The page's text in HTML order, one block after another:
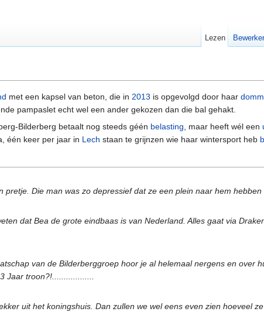
met een kapsel van beton, die in 2013 is opgevolgd door haar
pampaslet echt wel een ander gekozen dan die bal gehakt.
Bilderberg betaalt nog steeds géén belasting, maar heeft wél een
één keer per jaar in Lech staan te grijnzen wie haar wintersport heb
pretje. Die man was zo depressief dat ze een plein naar hem
dat Bea de grote eindbaas is van Nederland. Alles gaat via
van de Bilderberggroep hoor je al helemaal nergens en over
Jaar troon?!..................
uit het koningshuis. Dan zullen we wel eens even zien hoeveel
Lezen